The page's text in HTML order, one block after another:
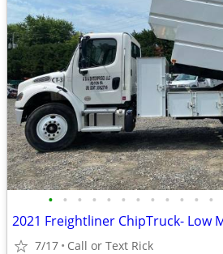
• • • • • • • • • • • •
7/17 Call or Text Rick